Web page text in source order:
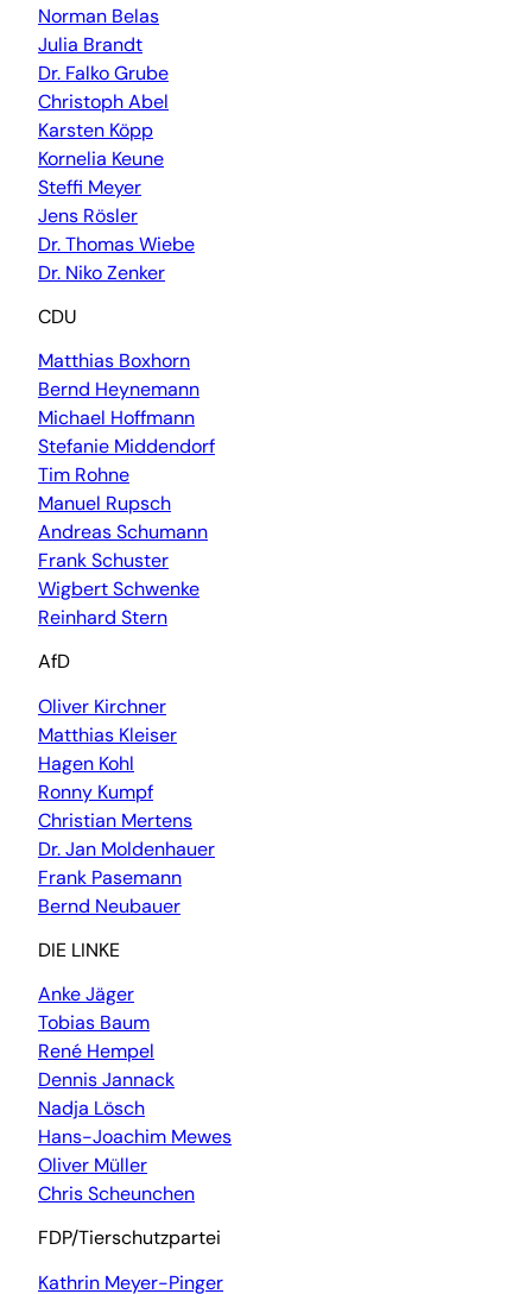
Norman Belas
Julia Brandt
Dr. Falko Grube
Christoph Abel
Karsten Köpp
Kornelia Keune
Steffi Meyer
Jens Rösler
Dr. Thomas Wiebe
Dr. Niko Zenker
CDU
Matthias Boxhorn
Bernd Heynemann
Michael Hoffmann
Stefanie Middendorf
Tim Rohne
Manuel Rupsch
Andreas Schumann
Frank Schuster
Wigbert Schwenke
Reinhard Stern
AfD
Oliver Kirchner
Matthias Kleiser
Hagen Kohl
Ronny Kumpf
Christian Mertens
Dr. Jan Moldenhauer
Frank Pasemann
Bernd Neubauer
DIE LINKE
Anke Jäger
Tobias Baum
René Hempel
Dennis Jannack
Nadja Lösch
Hans-Joachim Mewes
Oliver Müller
Chris Scheunchen
FDP/Tierschutzpartei
Kathrin Meyer-Pinger